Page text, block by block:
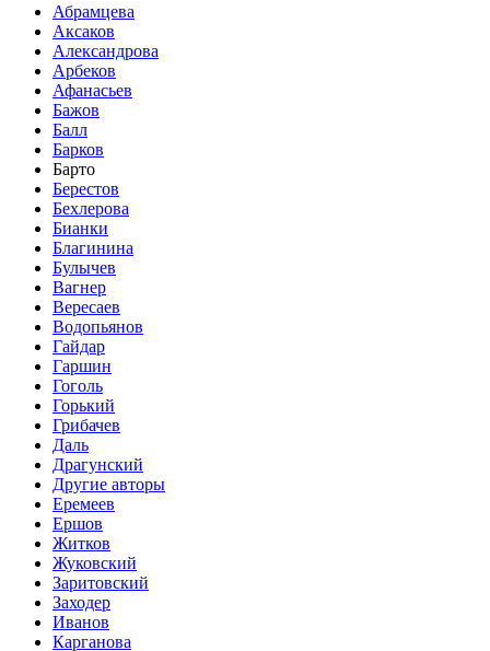
Абрамцева
Аксаков
Александрова
Арбеков
Афанасьев
Бажов
Балл
Барков
Барто
Берестов
Бехлерова
Бианки
Благинина
Булычев
Вагнер
Вересаев
Водопьянов
Гайдар
Гаршин
Гоголь
Горький
Грибачев
Даль
Драгунский
Другие авторы
Еремеев
Ершов
Житков
Жуковский
Заритовский
Заходер
Иванов
Карганова